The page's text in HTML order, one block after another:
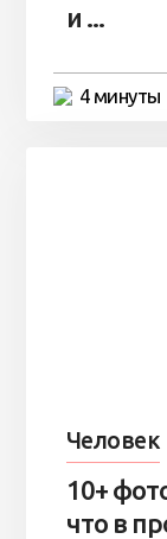
и ...
4 минуты
Человек
10+
что в